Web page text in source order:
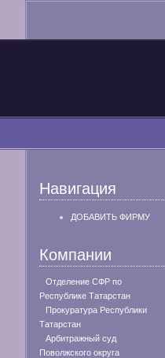
Навигация
ДОБАВИТЬ ФИРМУ
Компании
Отделение СФР по
Республике Татарстан
Прокуратура Республики
Татарстан
Арбитражный суд
Поволжского округа